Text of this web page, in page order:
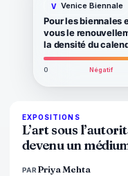
V Venice Biennale
Pour les biennales
vous le
la densité du
0 Négatif
EXPOSITIONS
L’art sous
devenu un
PAR Priya Mehta